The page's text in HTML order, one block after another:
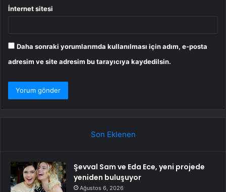
İnternet sitesi
Daha sonraki yorumlarımda kullanılması için adım, e-posta
adresim ve site adresim bu tarayıcıya kaydedilsin.
Son Eklenen
Şevval Sam ve Eda Ece, yeni projede
yeniden buluşuyor
Ağustos 6, 2026